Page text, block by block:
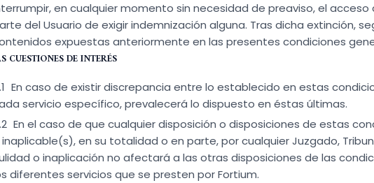
en cualquier momento sin necesidad de preaviso, el
del Usuario de exigir indemnización alguna. Tras dicha extinción,
expuestas anteriormente en las presentes condiciones
CUESTIONES DE INTERÉS
En caso de existir discrepancia entre lo establecido en estas
servicio específico, prevalecerá lo dispuesto en éstas últimas.
En el caso de que cualquier disposición o disposiciones de estas
en su totalidad o en parte, por cualquier Juzgado,
o inaplicación no afectará a las otras disposiciones de las
diferentes servicios que se presten por Fortium.